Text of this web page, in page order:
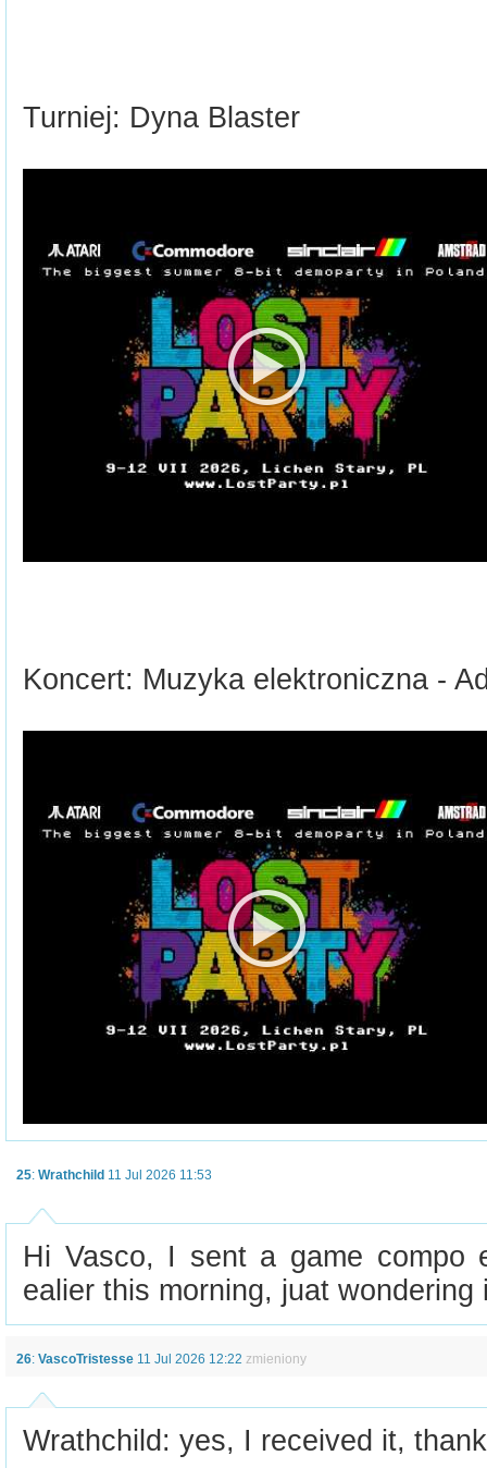
Turniej: Dyna Blaster
Koncert: Muzyka elektroniczna -
25: Wrathchild 11 Jul 2026 11:53
Hi Vasco, I sent a game compo
ealier this morning, juat wondering
26: VascoTristesse 11 Jul 2026 12:22 zmieniony
Wrathchild: yes, I received it,